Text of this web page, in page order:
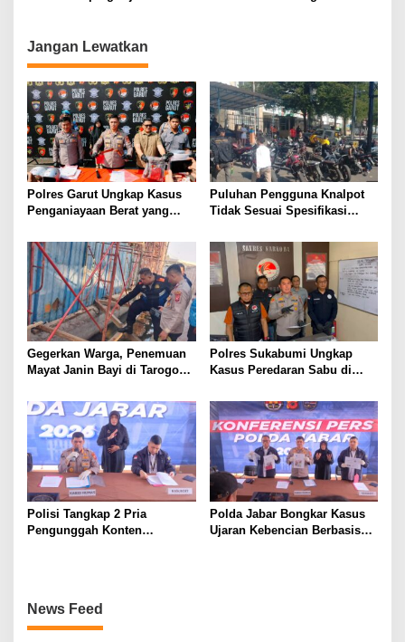
Jangan Lewatkan
Polres Garut Ungkap Kasus
Penganiayaan Berat yang
Meninggal Dunia
Puluhan Pengguna Knalpot
Tidak Sesuai Spesifikasi
Penertiban Polisi
Gegerkan Warga, Penemuan
Mayat Janin Bayi di Tarogong
TKP
Polres Sukabumi Ungkap
Kasus Peredaran Sabu di
Tersangka Diamankan
Polisi Tangkap 2 Pria
Pengunggah Konten
Polda Jabar Bongkar Kasus
Ujaran Kebencian Berbasis
News Feed